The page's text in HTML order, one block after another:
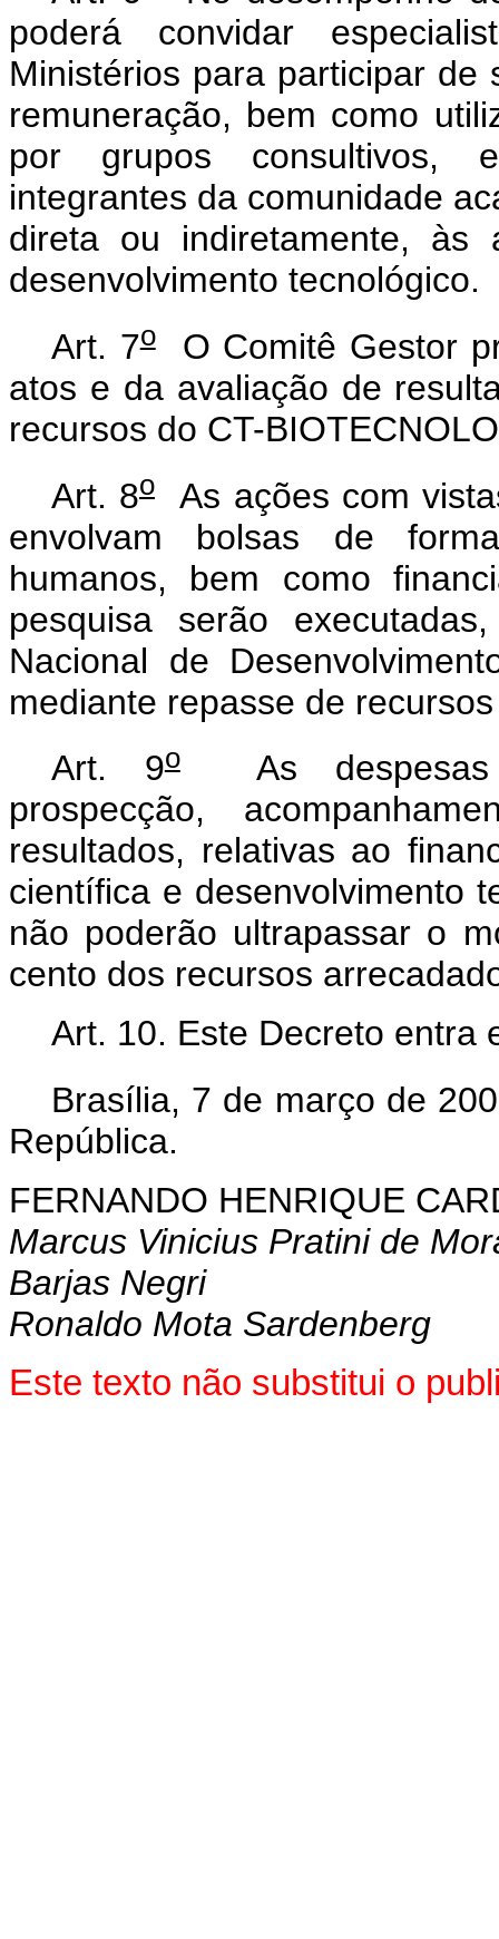
poderá convidar
Ministérios para participar
remuneração, bem como
por grupos consultivos,
integrantes da comunidade
direta ou indiretamente, às
desenvolvimento tecnológico.
Art. 7oO Comitê Gestor
atos e da avaliação de
recursos do CT-
Art. 8oAs ações com
envolvam bolsas de
humanos, bem como
pesquisa serão
Nacional de
mediante repasse de
Art. 9oAs despesas
prospecção,
resultados, relativas ao
científica e desenvolvimento
não poderão ultrapassar o
cento dos recursos
Art. 10. Este Decreto entra
Brasília, 7 de março de
República.
FERNANDO HENRIQUE
Marcus Vinicius Pratini de
Barjas Negri
Ronaldo Mota Sardenberg
Este texto não substitui o